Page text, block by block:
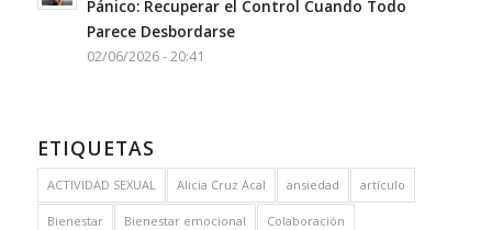
Pánico: Recuperar el Control Cuando Todo
Parece Desbordarse
02/06/2026 - 20:41
ETIQUETAS
ACTIVIDAD SEXUAL Alicia Cruz Acal ansiedad artículo
Bienestar Bienestar emocional Colaboración